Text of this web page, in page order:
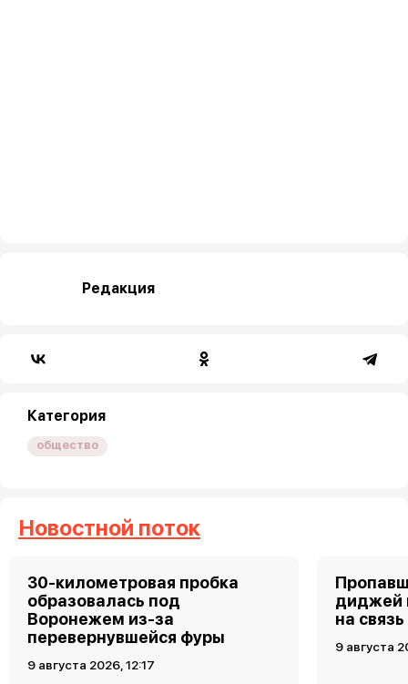
Редакция
Категория
общество
Новостной поток
30-километровая пробка
образовалась под
Воронежем из-за
перевернувшейся фуры
9 августа 2026, 12:17
диджей
на связь
9 августа